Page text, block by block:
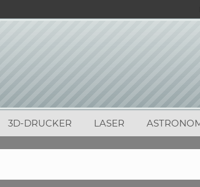
3D-DRUCKER LASER